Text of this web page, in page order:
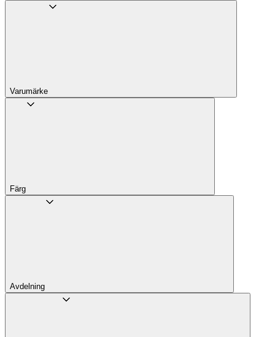
Varumärke
Färg
Avdelning